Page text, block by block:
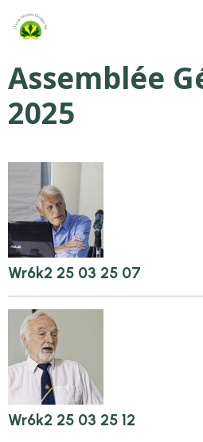
Assemblée
2025
Wr6k2 25 03 25 07
Wr6k2 25 03 25 12